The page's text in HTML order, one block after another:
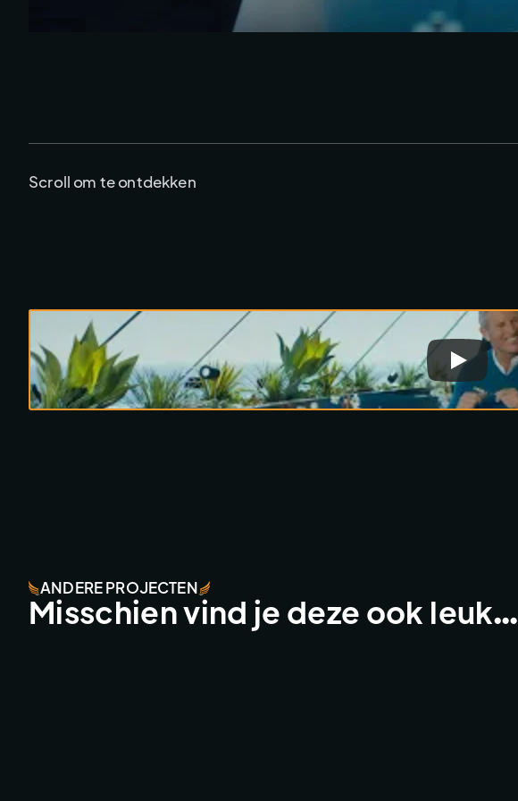
Scroll om te ontdekken
ANDERE PROJECTEN
Misschien vind je deze ook leuk…